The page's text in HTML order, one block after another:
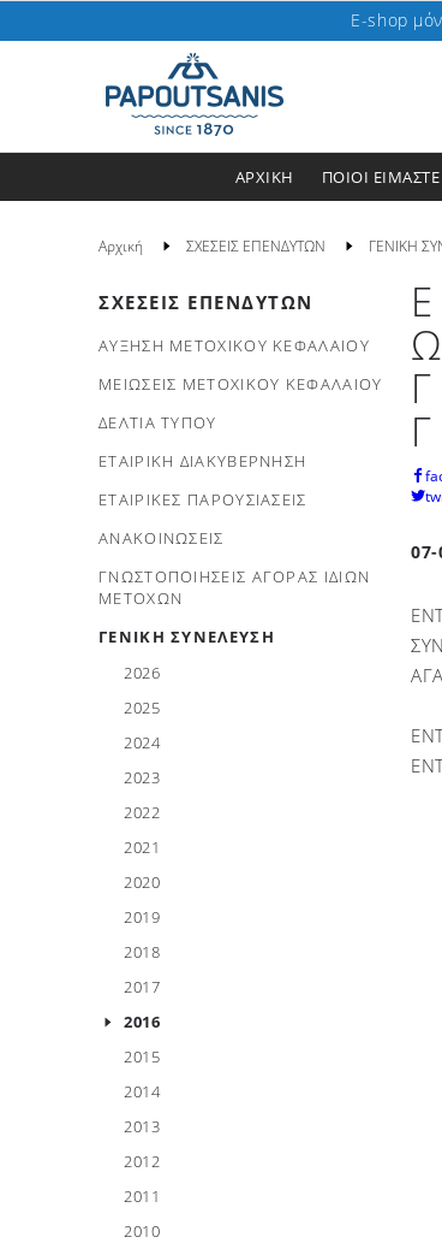
E-shop
ΑΡΧΙΚΗ ΠΟΙΟΙ ΕΙΜΑΣΤΕ
Αρχική ΣΧΕΣΕΙΣ ΕΠΕΝΔΥΤΩΝ ΓΕΝΙΚΗ
ΣΧΕΣΕΙΣ ΕΠΕΝΔΥΤΩΝ
ΑΥΞΗΣΗ ΜΕΤΟΧΙΚΟΥ ΚΕΦΑΛΑΙΟΥ
ΜΕΙΩΣΕΙΣ ΜΕΤΟΧΙΚΟΥ ΚΕΦΑΛΑΙΟΥ
ΔΕΛΤΙΑ ΤΥΠΟΥ
ΕΤΑΙΡΙΚΗ ΔΙΑΚΥΒΕΡΝΗΣΗ
ΕΤΑΙΡΙΚΕΣ ΠΑΡΟΥΣΙΑΣΕΙΣ
ΑΝΑΚΟΙΝΩΣΕΙΣ
ΓΝΩΣΤΟΠΟΙΗΣΕΙΣ ΑΓΟΡΑΣ ΙΔΙΩΝ
ΜΕΤΟΧΩΝ
ΓΕΝΙΚΗ ΣΥΝΕΛΕΥΣΗ
2026
2025
2024
2023
2022
2021
2020
2019
2018
2017
2016
2015
2014
2013
2012
2011
2010
07-